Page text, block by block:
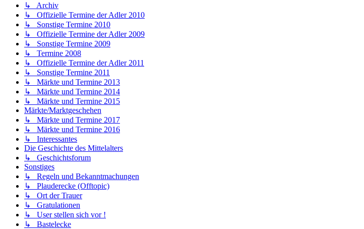
↳ Archiv
↳ Offizielle Termine der Adler 2010
↳ Sonstige Termine 2010
↳ Offizielle Termine der Adler 2009
↳ Sonstige Termine 2009
↳ Termine 2008
↳ Offizielle Termine der Adler 2011
↳ Sonstige Termine 2011
↳ Märkte und Termine 2013
↳ Märkte und Termine 2014
↳ Märkte und Termine 2015
Märkte/Marktgeschehen
↳ Märkte und Termine 2017
↳ Märkte und Termine 2016
↳ Interessantes
Die Geschichte des Mittelalters
↳ Geschichtsforum
Sonstiges
↳ Regeln und Bekanntmachungen
↳ Plauderecke (Offtopic)
↳ Ort der Trauer
↳ Gratulationen
↳ User stellen sich vor !
↳ Bastelecke